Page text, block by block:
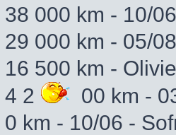
38 000 km - 10/
29 000 km - 05/
16 500 km -
4 2
00 km -
0 km - 10/06 -